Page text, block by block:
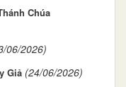
Chúa
06/2026)
Giả (24/06/2026)